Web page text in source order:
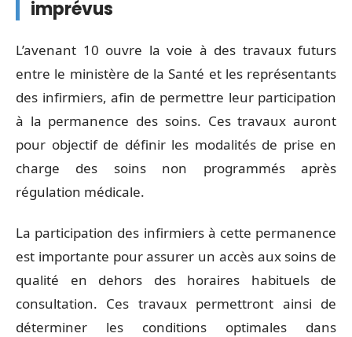
imprévus
L’avenant 10 ouvre la voie à des travaux futurs
entre le ministère de la Santé et les représentants
des infirmiers, afin de permettre leur participation
à la permanence des soins. Ces travaux auront
pour objectif de définir les modalités de prise en
charge des soins non programmés après
régulation médicale.
La participation des infirmiers à cette permanence
est importante pour assurer un accès aux soins de
qualité en dehors des horaires habituels de
consultation. Ces travaux permettront ainsi de
déterminer les conditions optimales dans